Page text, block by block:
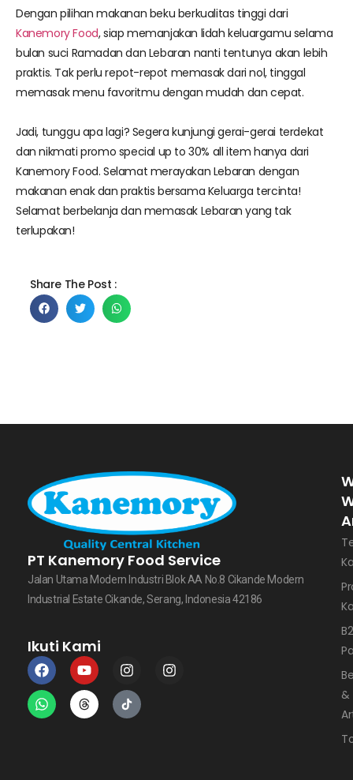
Dengan pilihan makanan beku berkualitas tinggi dari
Kanemory Food, siap memanjakan lidah keluargamu selama
bulan suci Ramadan dan Lebaran nanti tentunya akan lebih
praktis. Tak perlu repot-repot memasak dari nol, tinggal
memasak menu favoritmu dengan mudah dan cepat.
Jadi, tunggu apa lagi? Segera kunjungi gerai-gerai terdekat
dan nikmati promo special up to 30% all item hanya dari
Kanemory Food. Selamat merayakan Lebaran dengan
makanan enak dan praktis bersama Keluarga tercinta!
Selamat berbelanja dan memasak Lebaran yang tak
terlupakan!
Share The Post :
PT Kanemory Food Service
Jalan Utama Modern Industri Blok AA No.8 Cikande Modern
Industrial Estate Cikande, Serang, Indonesia 42186
Ikuti Kami
&